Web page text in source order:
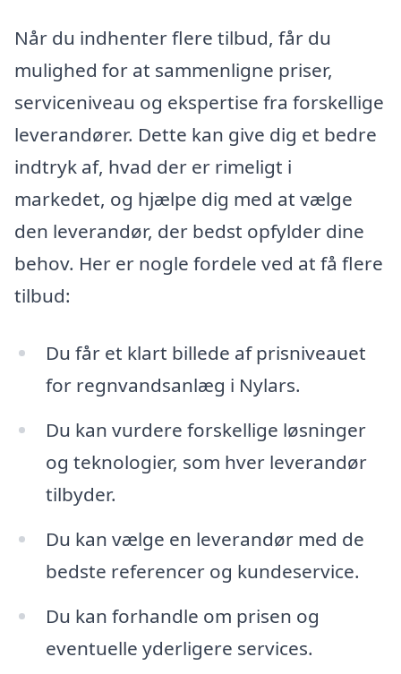
Når du indhenter flere tilbud, får du
mulighed for at sammenligne priser,
serviceniveau og ekspertise fra forskellige
leverandører. Dette kan give dig et bedre
indtryk af, hvad der er rimeligt i
markedet, og hjælpe dig med at vælge
den leverandør, der bedst opfylder dine
behov. Her er nogle fordele ved at få flere
tilbud:
Du får et klart billede af prisniveauet
for regnvandsanlæg i Nylars.
Du kan vurdere forskellige løsninger
og teknologier, som hver leverandør
tilbyder.
Du kan vælge en leverandør med de
bedste referencer og kundeservice.
Du kan forhandle om prisen og
eventuelle yderligere services.